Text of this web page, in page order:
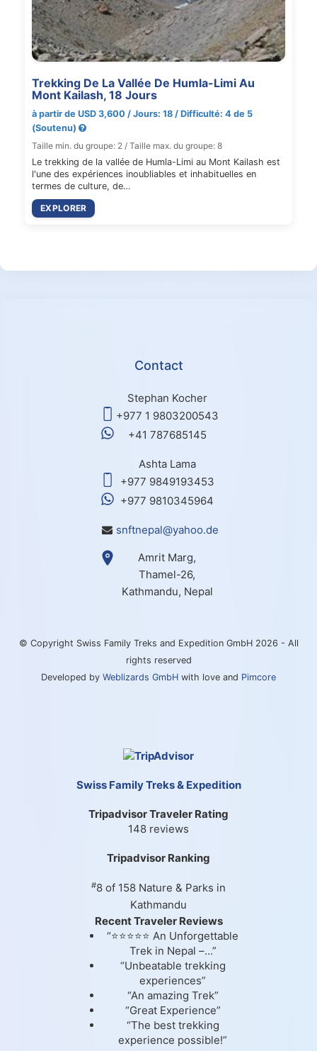
Trekking De La Vallée De Humla-Limi Au
Mont Kailash, 18 Jours
à partir de USD 3,600 / Jours: 18 / Difficulté: 4 de 5
(Soutenu)
Taille min. du groupe: 2 / Taille max. du groupe: 8
Le trekking de la vallée de Humla-Limi au Mont Kailash est
l'une des expériences inoubliables et inhabituelles en
termes de culture, de…
EXPLORER
Contact
Stephan Kocher
+977 1 9803200543
+41 787685145
Ashta Lama
+977 9849193453
+977 9810345964
snftnepal@yahoo.de
Amrit Marg,
Thamel-26,
Kathmandu, Nepal
© Copyright Swiss Family Treks and Expedition GmbH 2026 - All
rights reserved
Developed by Weblizards GmbH with love and Pimcore
Swiss Family Treks & Expedition
Tripadvisor Traveler Rating
148 reviews
Tripadvisor Ranking
#8 of 158 Nature & Parks in
Kathmandu
Recent Traveler Reviews
“⭐⭐⭐⭐⭐ An Unforgettable
Trek in Nepal –...”
“Unbeatable trekking
experiences”
“An amazing Trek”
“Great Experience”
“The best trekking
experience possible!”